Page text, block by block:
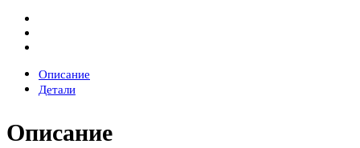
Описание
Детали
Описание